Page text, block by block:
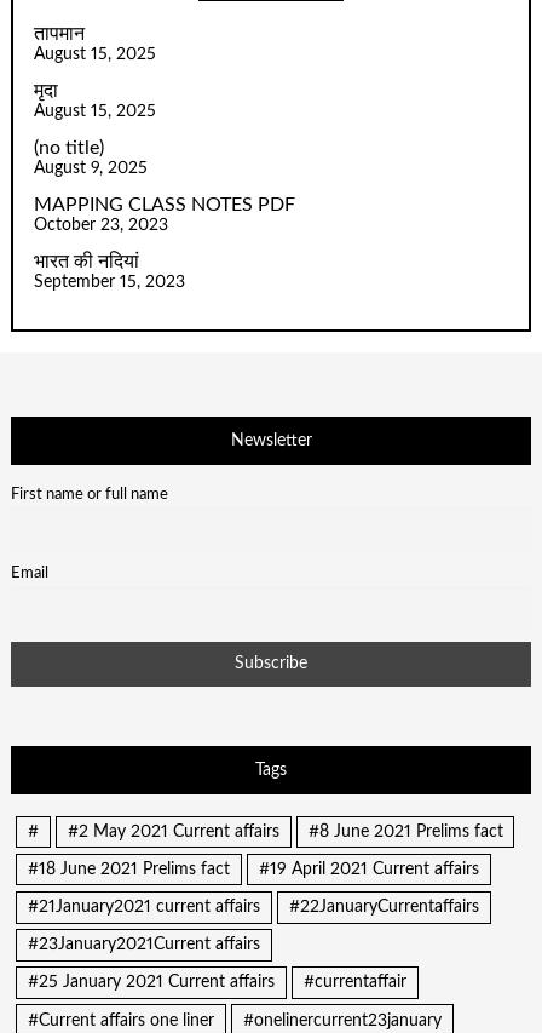
तापमान
August 15, 2025
मृदा
August 15, 2025
(no title)
August 9, 2025
MAPPING CLASS NOTES PDF
October 23, 2023
भारत की नदियां
September 15, 2023
Newsletter
First name or full name
Email
Tags
# #2 May 2021 Current affairs #8 June 2021 Prelims fact
#18 June 2021 Prelims fact #19 April 2021 Current affairs
#21January2021 current affairs #22JanuaryCurrentaffairs
#23January2021Current affairs
#25 January 2021 Current affairs #currentaffair
#Current affairs one liner #onelinercurrent23january